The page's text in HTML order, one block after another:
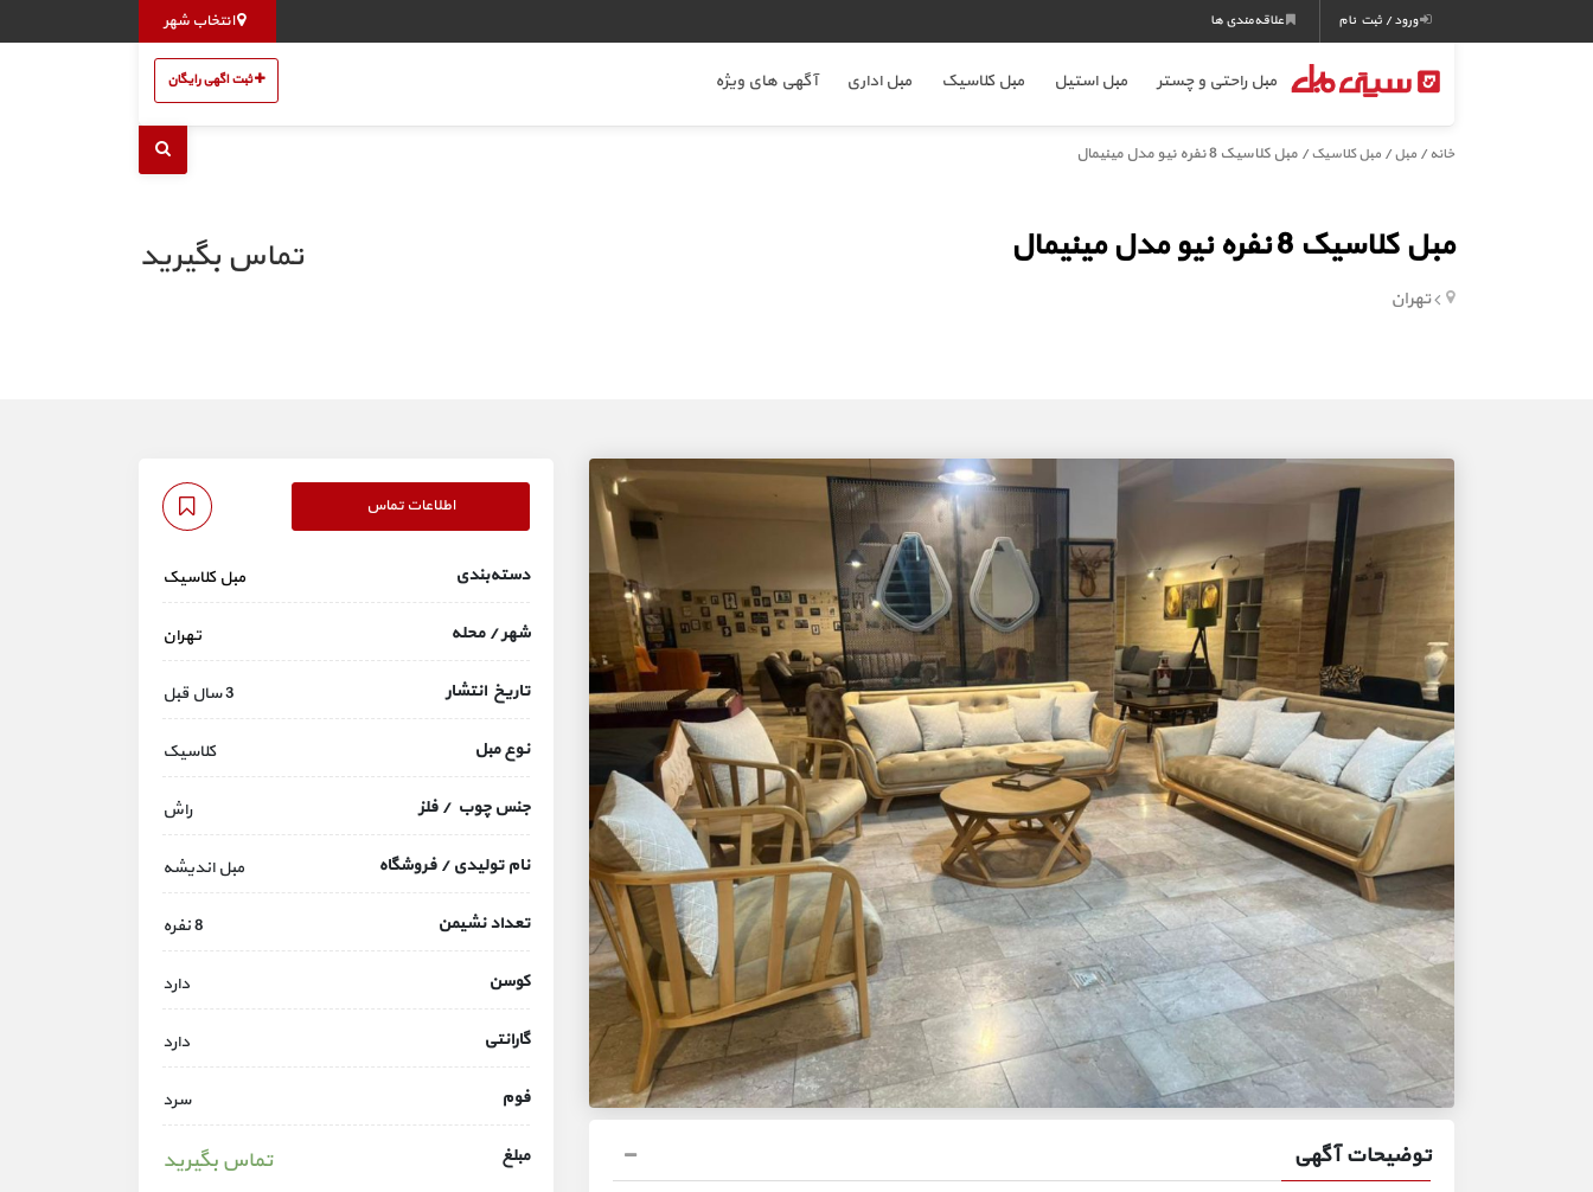
انتخاب شهر ورود / ثبت نام علاقه‌مندی ها
مبل راحتی و چستر مبل استیل مبل کلاسیک مبل اداری آگهی های ویژه ثبت اگهی رایگان
خانه / مبل/ مبل کلاسیک/ مبل کلاسیک 8 نفره نیو مدل مینیمال
مبل کلاسیک 8 نفره نیو مدل مینیمال
تهران
تماس بگیرید
توضیحات آگهی
اطلاعات تماس
دسته‌بندی مبل کلاسیک
شهر / محله تهران
تاریخ انتشار 3 سال قبل
نوع مبل کلاسیک
جنس چوب / فلز راش
نام تولیدی / فروشگاه مبل اندیشه
تعداد نشیمن 8 نفره
کوسن دارد
گارانتی دارد
فوم سرد
مبلغ تماس بگیرید